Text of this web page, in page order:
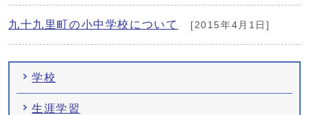
九十九里町の小中学校について [2015年4月1日]
学校
生涯学習